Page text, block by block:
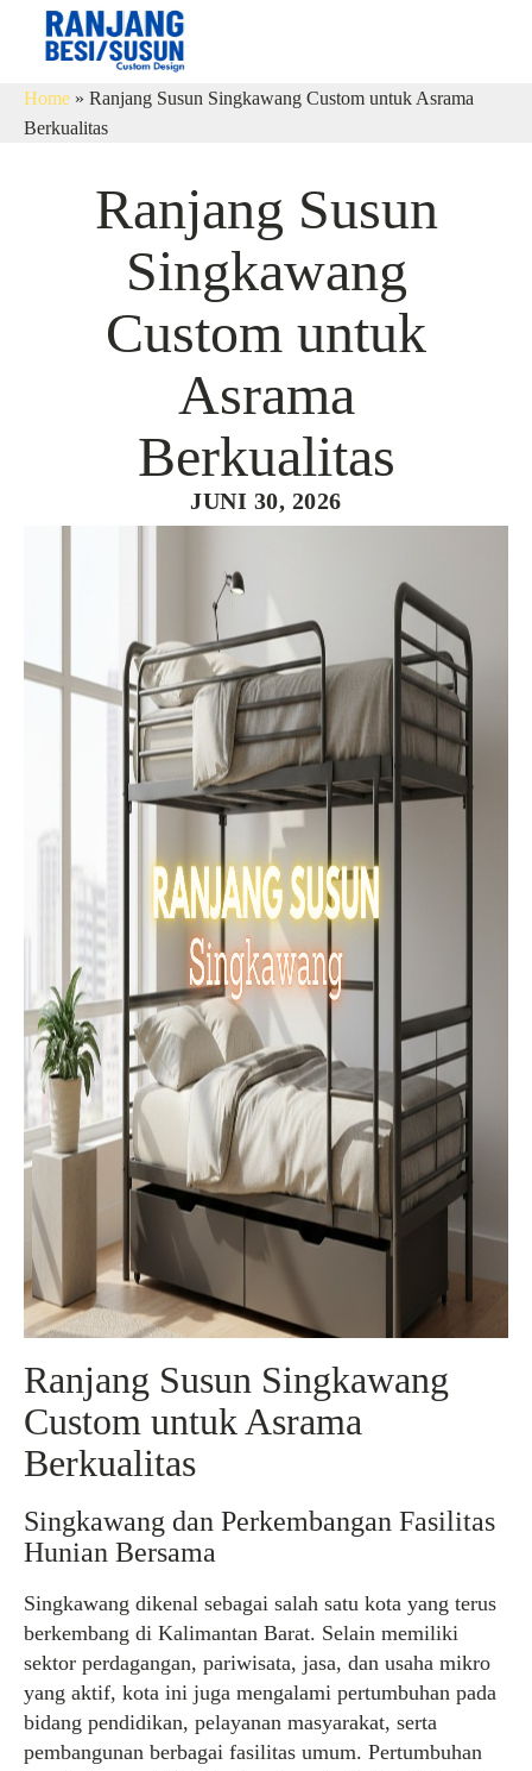
Home » Ranjang Susun Singkawang Custom untuk Asrama
Berkualitas
Ranjang Susun
Singkawang
Custom untuk
Asrama
Berkualitas
JUNI 30, 2026
Ranjang Susun Singkawang
Custom untuk Asrama
Berkualitas
Singkawang dan Perkembangan Fasilitas
Hunian Bersama
Singkawang dikenal sebagai salah satu kota yang terus
berkembang di Kalimantan Barat. Selain memiliki
sektor perdagangan, pariwisata, jasa, dan usaha mikro
yang aktif, kota ini juga mengalami pertumbuhan pada
bidang pendidikan, pelayanan masyarakat, serta
pembangunan berbagai fasilitas umum. Pertumbuhan